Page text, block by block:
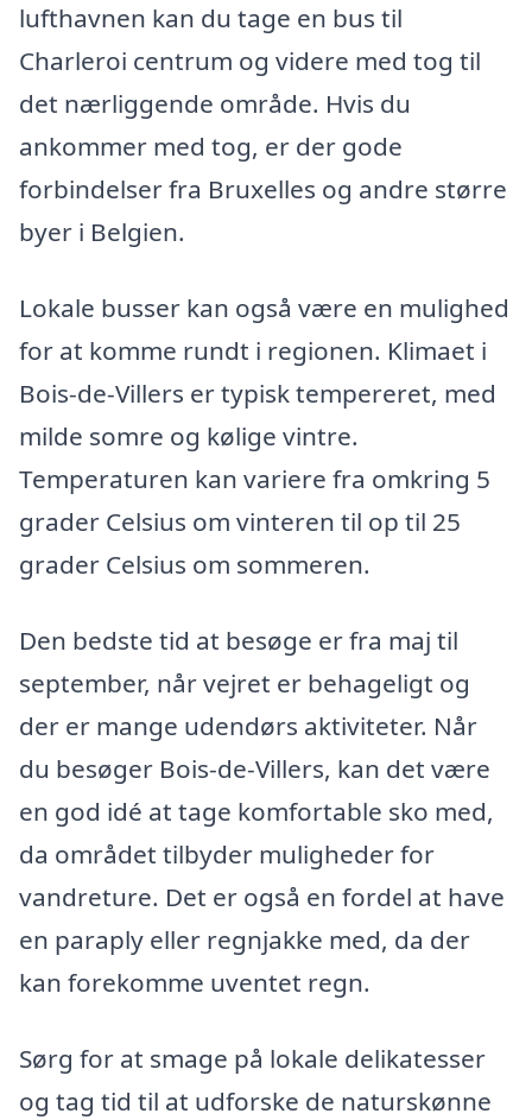
lufthavnen kan du tage en bus til
Charleroi centrum og videre med tog til
det nærliggende område. Hvis du
ankommer med tog, er der gode
forbindelser fra Bruxelles og andre større
byer i Belgien.
Lokale busser kan også være en mulighed
for at komme rundt i regionen. Klimaet i
Bois-de-Villers er typisk tempereret, med
milde somre og kølige vintre.
Temperaturen kan variere fra omkring 5
grader Celsius om vinteren til op til 25
grader Celsius om sommeren.
Den bedste tid at besøge er fra maj til
september, når vejret er behageligt og
der er mange udendørs aktiviteter. Når
du besøger Bois-de-Villers, kan det være
en god idé at tage komfortable sko med,
da området tilbyder muligheder for
vandreture. Det er også en fordel at have
en paraply eller regnjakke med, da der
kan forekomme uventet regn.
Sørg for at smage på lokale delikatesser
og tag tid til at udforske de naturskønne